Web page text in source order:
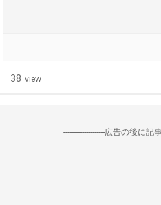
38 view
--------------------広告の後に記